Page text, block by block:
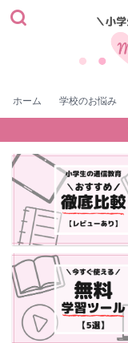
ホーム 学校のお悩み